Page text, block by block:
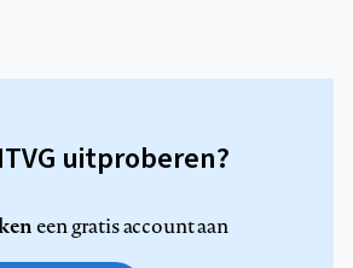
uitproberen?
een gratis account aan